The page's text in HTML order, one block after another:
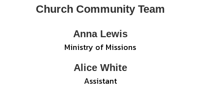
Church Community Team
Anna Lewis
Ministry of Missions
Alice White
Assistant